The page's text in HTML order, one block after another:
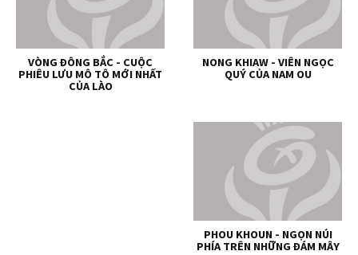
VÒNG ĐÔNG BẮC - CUỘC
PHIÊU LƯU MÔ TÔ MỚI NHẤT
CỦA LÀO
NONG KHIAW - VIÊN NGỌC
QUÝ CỦA NAM OU
PHOU KHOUN - NGỌN NÚI
PHÍA TRÊN NHỮNG ĐÁM MÂY